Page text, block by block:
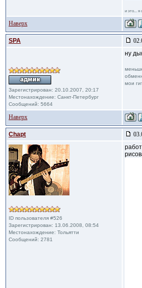
и это... я
Наверх
SPA
Зарегистрирован: 20.10.2007, 20:17
Местонахождение: Санкт-Петербург
Сообщений: 5664
ну
мои
Наверх
Chapt
ID пользователя #526
Зарегистрирован: 13.06.2008, 08:54
Местонахождение: Тольятти
Сообщений: 2781